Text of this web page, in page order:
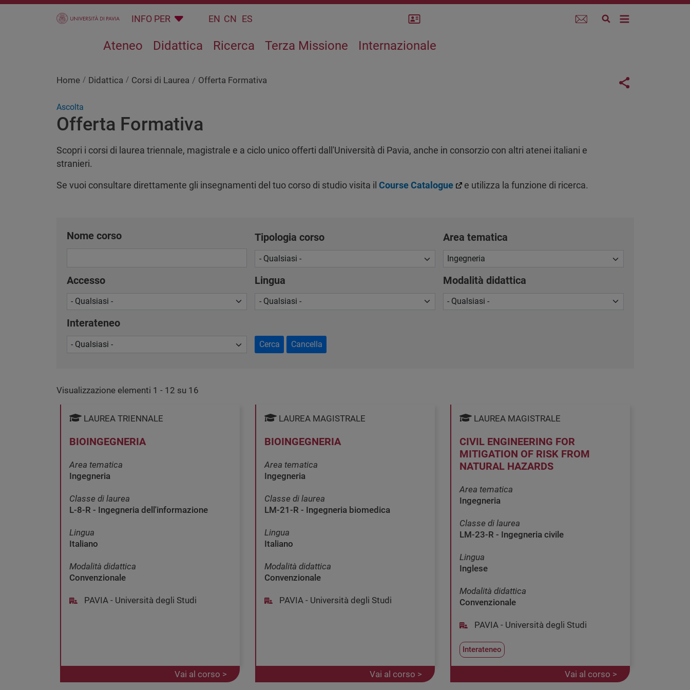
Salta al contenuto principale
INFO PER EN CN ES Webmail
Ateneo Didattica Ricerca Terza Missione Internazionale
Home Didattica Corsi di Laurea Offerta Formativa Links
Share button
Ascolta
Offerta Formativa
Scopri i corsi di laurea triennale, magistrale e a ciclo unico offerti dall'Università di Pavia, anche in consorzio con altri atenei italiani e
stranieri.
Se vuoi consultare direttamente gli insegnamenti del tuo corso di studio visita il Course Catalogue e utilizza la funzione di ricerca.
Nome corso Tipologia corso Area tematica
Accesso Lingua Modalità didattica
Interateneo
Cerca Cancella
Visualizzazione elementi 1 - 12 su 16
LAUREA TRIENNALE
BIOINGEGNERIA
Area tematica
Ingegneria
Classe di laurea
L-8-R - Ingegneria dell'informazione
Lingua
Italiano
Modalità didattica
Convenzionale
PAVIA - Università degli Studi
Vai al corso >
LAUREA MAGISTRALE
BIOINGEGNERIA
Area tematica
Ingegneria
Classe di laurea
LM-21-R - Ingegneria biomedica
Lingua
Italiano
Modalità didattica
Convenzionale
PAVIA - Università degli Studi
Vai al corso >
LAUREA MAGISTRALE
CIVIL ENGINEERING FOR
MITIGATION OF RISK FROM
NATURAL HAZARDS
Area tematica
Ingegneria
Classe di laurea
LM-23-R - Ingegneria civile
Lingua
Inglese
Modalità didattica
Convenzionale
PAVIA - Università degli Studi
Interateneo
Vai al corso >